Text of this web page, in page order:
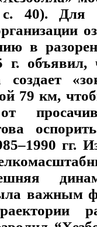
40). Для
в
г. объявил,
79 км,
гг.
важным